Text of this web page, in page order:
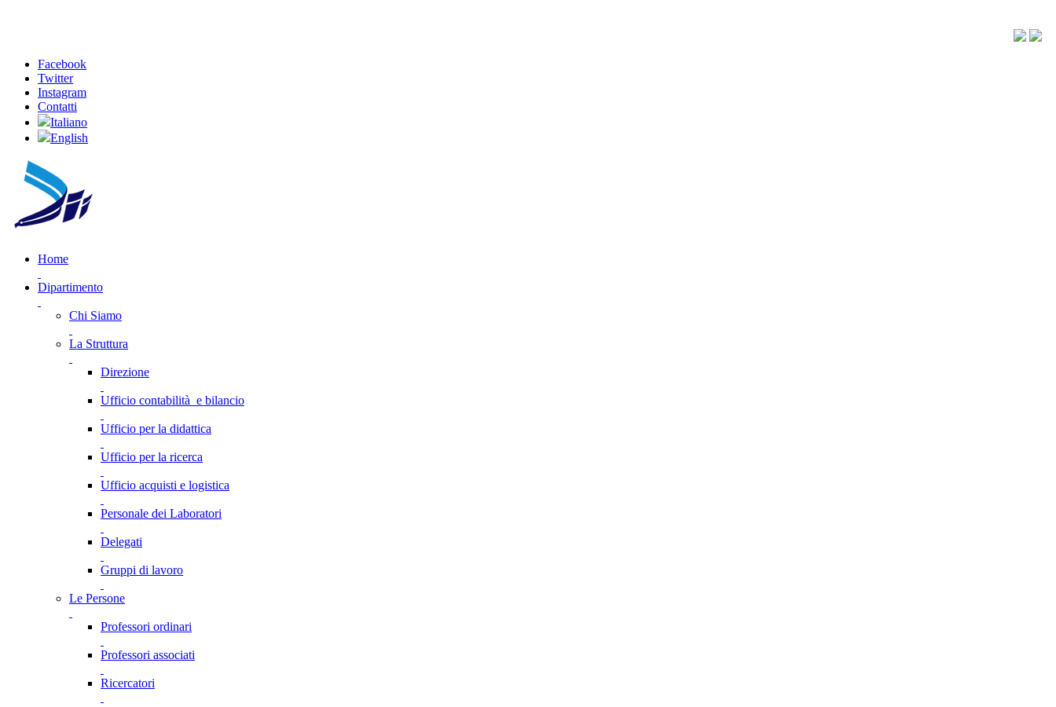
Facebook
Twitter
Instagram
Contatti
Italiano
English
Home
Dipartimento
Chi Siamo
La Struttura
Direzione
Ufficio contabilità e bilancio
Ufficio per la didattica
Ufficio per la ricerca
Ufficio acquisti e logistica
Personale dei Laboratori
Delegati
Gruppi di lavoro
Le Persone
Professori ordinari
Professori associati
Ricercatori